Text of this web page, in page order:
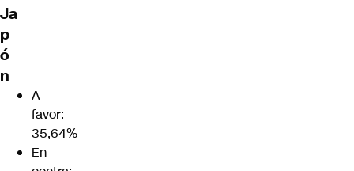
Ja
p
ó
n
A
favor:
35,64%
En